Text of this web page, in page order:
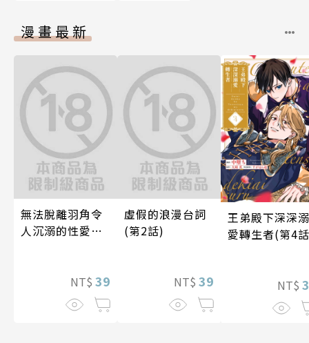
漫畫最新
無法脫離羽角令
人沉溺的性愛～
漓的夜晚(第7話)
NT$ 39
虛假的浪漫台詞
(第2話)
NT$ 39
王弟殿下深深溺
愛轉生者(第4
NT$